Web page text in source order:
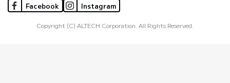
Facebook Instagram
Copyright (C) ALTECH Corporation. All Rights Reserved.